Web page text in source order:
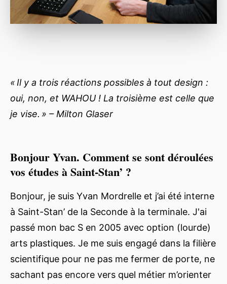
« Il y a trois réactions possibles à tout design :
oui, non, et WAHOU ! La troisième est celle que
je vise. » – Milton Glaser
Bonjour Yvan. Comment se sont déroulées
vos études à Saint-Stan’ ?
Bonjour, je suis Yvan Mordrelle et j’ai été interne
à Saint-Stan’ de la Seconde à la terminale. J'ai
passé mon bac S en 2005 avec option (lourde)
arts plastiques. Je me suis engagé dans la filière
scientifique pour ne pas me fermer de porte, ne
sachant pas encore vers quel métier m’orienter